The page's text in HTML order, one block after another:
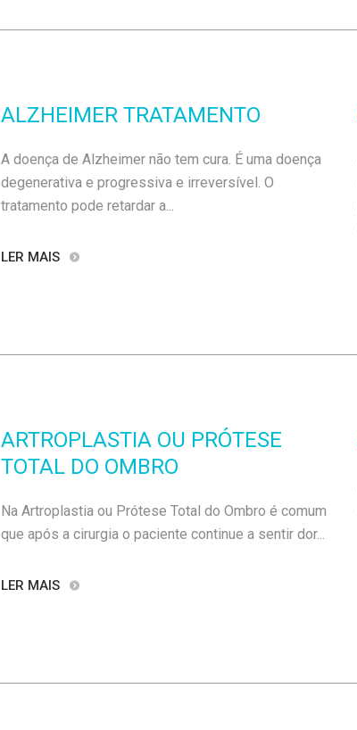
ALZHEIMER TRATAMENTO
A doença de Alzheimer não tem cura. É uma doença
degenerativa e progressiva e irreversível. O
tratamento pode retardar a...
LER MAIS
ARTROPLASTIA OU PRÓTESE
TOTAL DO OMBRO
Na Artroplastia ou Prótese Total do Ombro é comum
que após a cirurgia o paciente continue a sentir dor...
LER MAIS